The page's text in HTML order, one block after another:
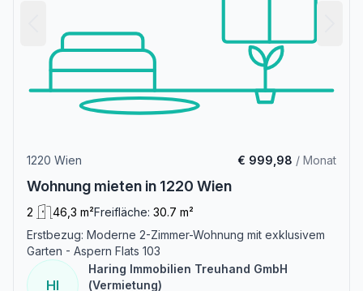
1220 Wien € 999,98 / Monat
Wohnung mieten in 1220 Wien
2 46,3 m²Freifläche: 30.7 m²
Erstbezug: Moderne 2-Zimmer-Wohnung mit exklusivem
Garten - Aspern Flats 103
HI
Haring Immobilien Treuhand GmbH
(Vermietung)